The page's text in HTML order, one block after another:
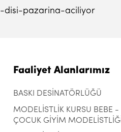
disi-pazarina-aciliyor
Faaliyet Alanlarımız
BASKI DESİNATÖRLÜĞÜ
MODELİSTLİK KURSU BEBE -
ÇOCUK GİYİM MODELİSTLİĞİ